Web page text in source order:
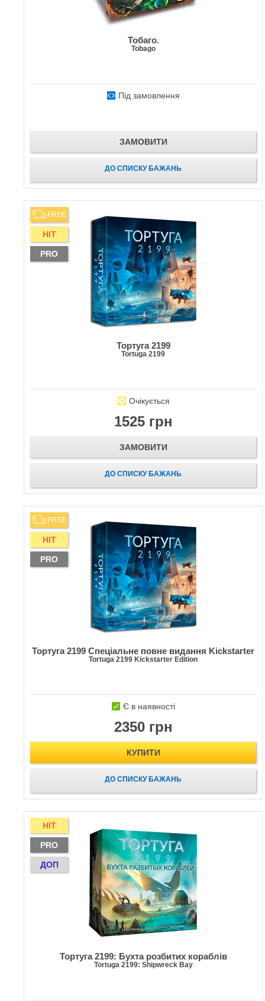
Тобаго.
Tobago
Під замовлення
ЗАМОВИТИ
ДО СПИСКУ БАЖАНЬ
FREE
HIT
PRO
Тортуга 2199
Tortuga 2199
Очікується
1525 грн
ЗАМОВИТИ
ДО СПИСКУ БАЖАНЬ
FREE
HIT
PRO
Тортуга 2199 Спеціальне повне видання Kickstarter
Tortuga 2199 Kickstarter Edition
Є в наявності
2350 грн
КУПИТИ
ДО СПИСКУ БАЖАНЬ
HIT
PRO
ДОП
Тортуга 2199: Бухта розбитих кораблів
Tortuga 2199: Shipwreck Bay